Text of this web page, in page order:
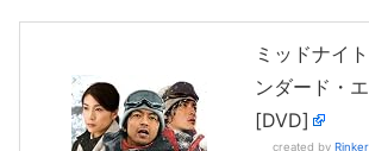
ミッドナイ
ンダード・
[DVD]
created by Rinker